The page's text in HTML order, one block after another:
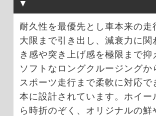
耐久性を最優先とし車本来の走
大限まで引き出し、減衰力に関
き感や突き上げ感を極限まで抑
ソフトなロングクルージングか
スポーツ走行まで柔軟に対応で
本に設計されています。ホイー
ら時折のぞく、オリジナルの鮮